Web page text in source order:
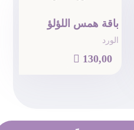
باقة همس اللؤلؤ
الورد
 130,00